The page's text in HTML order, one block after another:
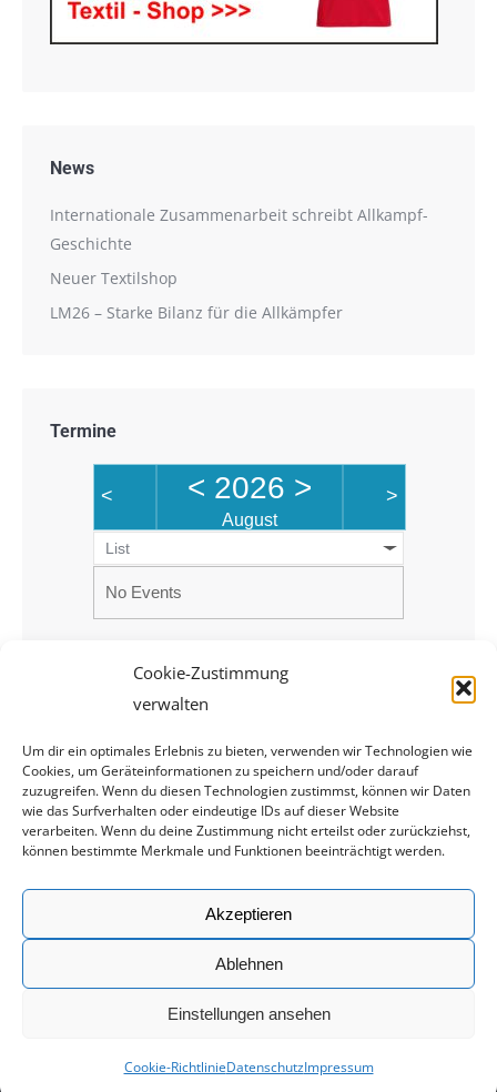
Cookie-Zustimmung
verwalten
Um dir ein optimales Erlebnis zu bieten, verwenden wir Technologien wie
Cookies, um Geräteinformationen zu speichern und/oder darauf
zuzugreifen. Wenn du diesen Technologien zustimmst, können wir Daten
wie das Surfverhalten oder eindeutige IDs auf dieser Website
verarbeiten. Wenn du deine Zustimmung nicht erteilst oder zurückziehst,
können bestimmte Merkmale und Funktionen beeinträchtigt werden.
Akzeptieren
Ablehnen
Einstellungen ansehen
Cookie-RichtlinieDatenschutzImpressum
News
Internationale Zusammenarbeit schreibt Allkampf-
Geschichte
Neuer Textilshop
LM26 – Starke Bilanz für die Allkämpfer
Termine
< < 2026 >
August
>
List
No Events
Rechtliches
Impressum
Media, Werbeagentur Augsburg